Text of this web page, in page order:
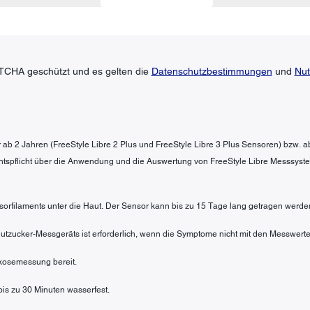
geschützt und es gelten die Datenschutzbestimmungen und
2 Jahren (FreeStyle Libre 2 Plus und FreeStyle Libre 3 Plus Sensoren) bzw.
über die Anwendung und die Auswertung von FreeStyle Libre
unter die Haut. Der Sensor kann bis zu 15 Tage lang getragen
Messgeräts ist erforderlich, wenn die Symptome nicht mit den
bereit.
zu 30 Minuten wasserfest.